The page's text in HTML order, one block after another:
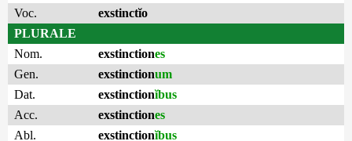
Voc.
exstinctĭo
PLURALE
Nom.
exstinctiones
Gen.
exstinctionum
Dat.
exstinctionĭbus
Acc.
exstinctiones
Abl.
exstinctionĭbus